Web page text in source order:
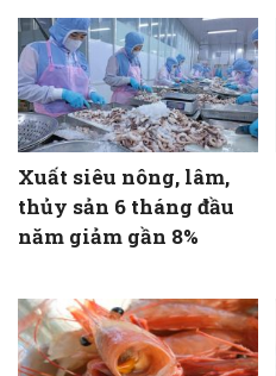
Xuất siêu nông, lâm,
thủy sản 6 tháng đầu
năm giảm gần 8%